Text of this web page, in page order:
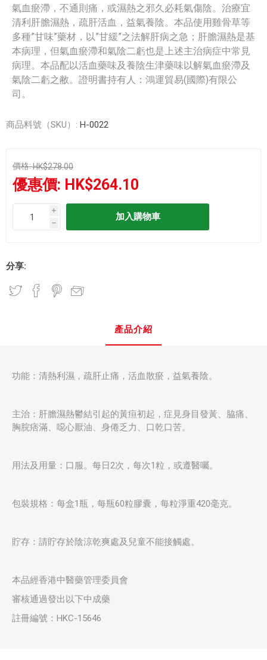
氣血瘀滯，不通則痛，或濕熱之邪久必耗氣傷陰。治療宜
清利肝膽濕熱，疏肝活血，益氣養陰。本品使用雞骨草等
多種”甘味”藥材，以”甘緩”之法解肝病之急；肝膽濕熱是基
本病理，但氣血瘀滯和氣陰二虧也是上述主治病症中常見
病理。本品配以活血藥味及養陰生津藥味以解氣血瘀滯及
氣陰二虧之敝。證明書持有人：鴻運貿易(國際)有限公
司。
商品料號（SKU）: H-0022
價格:HK$278.00
優惠價: HK$264.10
i
h
分享:
產品介紹
功能：清熱利濕，疏肝止痛，活血散瘀，益氣養陰。
主治：肝膽濕熱鬱結引起的黃疸初起，症見身目發黃、脇痛、
胸脘痞滿、噁心厭油、身倦乏力、口乾口苦。
用法及用量：口服。每日2次，每次1粒，或遵醫囑。
包裝規格：每盒1瓶，每瓶60粒膠囊，每粒淨重420毫克。
貯存：請貯存於陰涼乾爽處及兒童不能接觸處。
本品經香港中醫藥管理委員會
審核通過發出以下中成藥
註冊編號：HKC-15646